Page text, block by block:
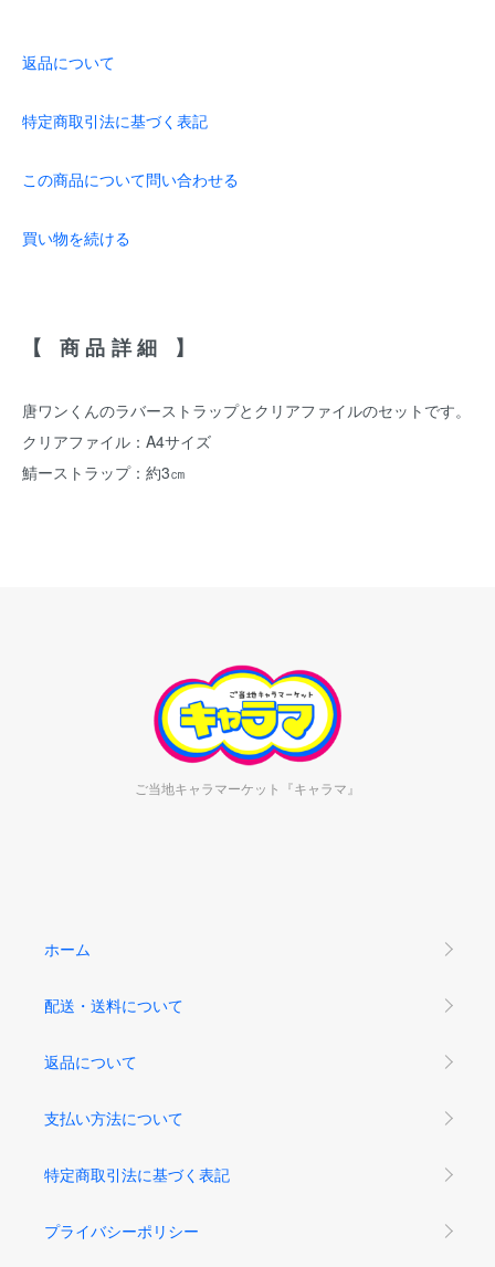
返品について
特定商取引法に基づく表記
この商品について問い合わせる
買い物を続ける
【 商品詳細 】
唐ワンくんのラバーストラップとクリアファイルのセットです。
クリアファイル：A4サイズ
鯖ーストラップ：約3㎝
ご当地キャラマーケット『キャラマ』
ホーム
配送・送料について
返品について
支払い方法について
特定商取引法に基づく表記
プライバシーポリシー